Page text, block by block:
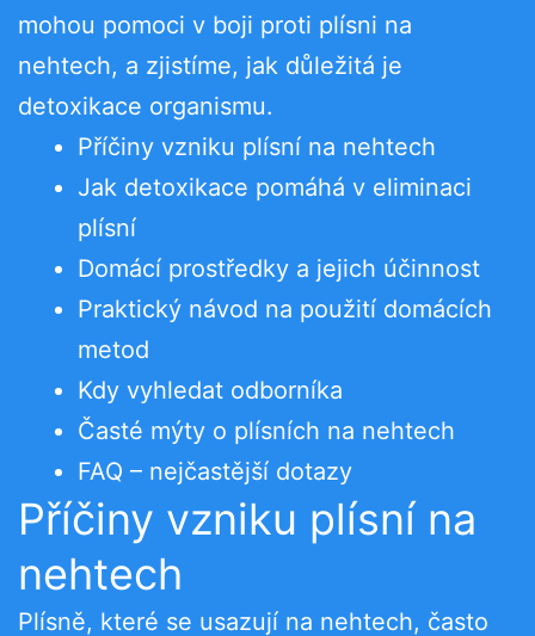
mohou pomoci v boji proti plísni na
nehtech, a zjistíme, jak důležitá je
detoxikace organismu.
Příčiny vzniku plísní na nehtech
Jak detoxikace pomáhá v eliminaci
plísní
Domácí prostředky a jejich účinnost
Praktický návod na použití domácích
metod
Kdy vyhledat odborníka
Časté mýty o plísních na nehtech
FAQ – nejčastější dotazy
Příčiny vzniku plísní na
nehtech
Plísně, které se usazují na nehtech, často